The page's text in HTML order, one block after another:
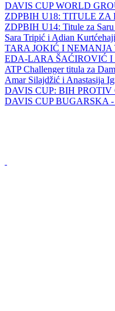
DAVIS CUP WORLD
ZDPBIH U18: TITULE
ZDPBIH U14: Titule za
Sara Tripić i Adian
TARA JOKIĆ I NEMANJA
EDA-LARA ŠAĆIROVIĆ
ATP Challenger titula za
Amar Silajdžić i Anastasija
DAVIS CUP: BIH
DAVIS CUP BUGARSKA